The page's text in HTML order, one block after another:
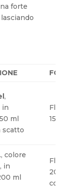
forte
,
in
ml
scatto
150
, colore
in
ml
200
con